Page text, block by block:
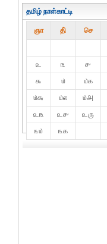
தமிழ் நாள்காட்டி
ஞா தி் செ
௨
௩ ௪
௯
௰ ௰௧
௰௬
௰௭ ௰௮
௨௩
௨௪ ௨௫
௩௰
௩௧